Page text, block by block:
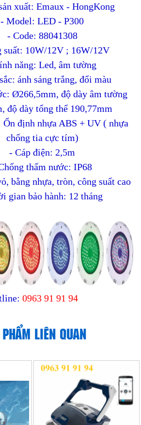
xuất: Emaux - HongKong
- Model: LED - P300
- Code: 88041308
suất: 10W/12V ; 16W/12V
năng: Led, âm tường
ánh sáng trắng, đổi màu
Ø266,5mm, độ dày âm tường
độ dày tổng thể 190,77mm
định nhựa ABS + UV ( nhựa
chống tia cực tím)
- Cáp điện: 2,5m
thấm nước: IP68
bằng nhựa, tròn, công suất cao
gian bảo hành: 12 tháng
0963 91 91 94
LIÊN QUAN